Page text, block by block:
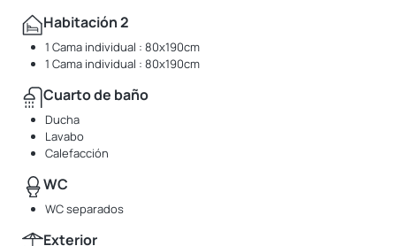
Habitación 2
1 Cama individual : 80x190cm
1 Cama individual : 80x190cm
Cuarto de baño
Ducha
Lavabo
Calefacción
WC
WC separados
Exterior